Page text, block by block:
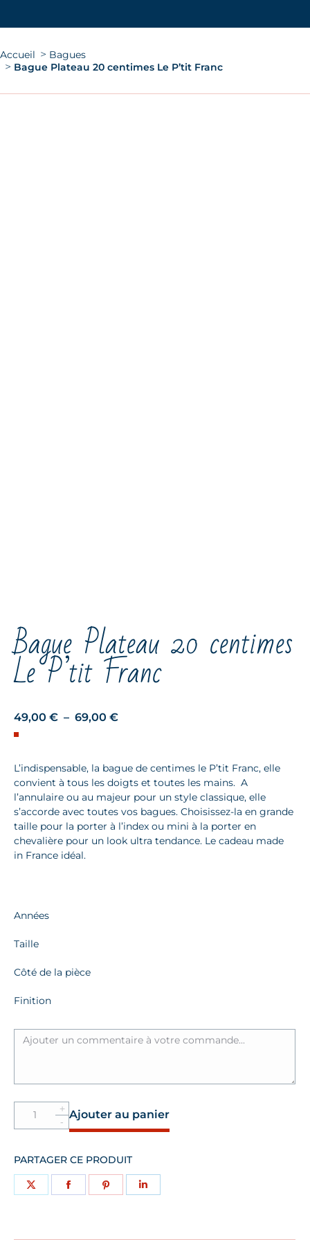
Vous êtes ici :
Accueil
Bagues
Bague Plateau 20 centimes Le P’tit Franc
Bague Plateau 20 centimes
Le P’tit Franc
49,00 € – 69,00 €Plage
49,00 €
à
69,00 €
L’indispensable, la bague de centimes le P’tit Franc, elle
convient à tous les doigts et toutes les mains. A
l’annulaire ou au majeur pour un style classique, elle
s’accorde avec toutes vos bagues. Choisissez-la en grande
taille pour la porter à l’index ou mini à la porter en
chevalière pour un look ultra tendance. Le cadeau made
in France idéal.
Taille
Côté de la pièce
Finition
Quantité
Bague
centimes
P'tit
Ajouter au panier
PARTAGER CE PRODUIT
PartagerPartagerPartagerPartager